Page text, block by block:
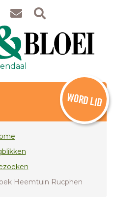
WORD LID
Heemtuin Rucphen